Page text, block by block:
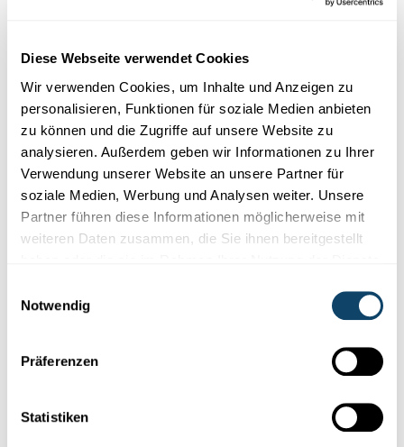
Diese Webseite verwendet Cookies
Wir verwenden Cookies, um Inhalte und Anzeigen zu
personalisieren, Funktionen für soziale Medien anbieten
zu können und die Zugriffe auf unsere Website zu
analysieren. Außerdem geben wir Informationen zu Ihrer
Verwendung unserer Website an unsere Partner für
soziale Medien, Werbung und Analysen weiter. Unsere
Partner führen diese Informationen möglicherweise mit
weiteren Daten zusammen, die Sie ihnen bereitgestellt
Notwendig
Präferenzen
Statistiken
Kënnen DNA-Tester eis soen, wou mir
hierkommen?
Kann ee mat engem DNA-Test erausfannen, wou seng Vireltere
gewunnt hunn?